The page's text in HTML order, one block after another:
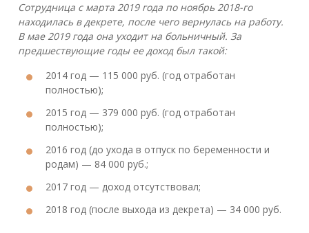
Сотрудница с марта 2019 года по ноябрь 2018-го
находилась в декрете, после чего вернулась на работу.
В мае 2019 года она уходит на больничный. За
предшествующие годы ее доход был такой:
2014 год — 115 000 руб. (год отработан
полностью);
2015 год — 379 000 руб. (год отработан
полностью);
2016 год (до ухода в отпуск по беременности и
родам) — 84 000 руб.;
2017 год — доход отсутствовал;
2018 год (после выхода из декрета) — 34 000 руб.